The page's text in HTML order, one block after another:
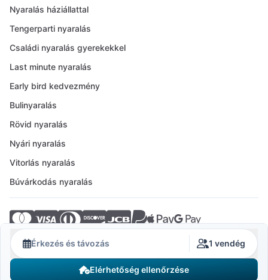
Érkezés és távozás 1 vendég
Elérhetőség ellenőrzése
Nyaralás háziállattal
Tengerparti nyaralás
Családi nyaralás gyerekekkel
Last minute nyaralás
Early bird kedvezmény
Bulinyaralás
Rövid nyaralás
Nyári nyaralás
Vitorlás nyaralás
Búvárkodás nyaralás
© 2026 Crovillas GmbH